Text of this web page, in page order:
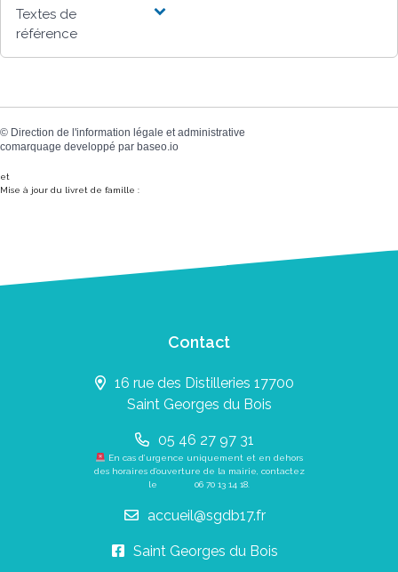
Textes de
référence
© Direction de l'information légale et administrative
comarquage developpé par baseo.io
et
Mise à jour du livret de famille :
Contact
16 rue des Distilleries 17700
Saint Georges du Bois
05 46 27 97 31
En cas d’urgence uniquement et en dehors
des horaires d’ouverture de la mairie, contactez
le 06 70 13 14 18
accueil@sgdb17.fr
Saint Georges du Bois